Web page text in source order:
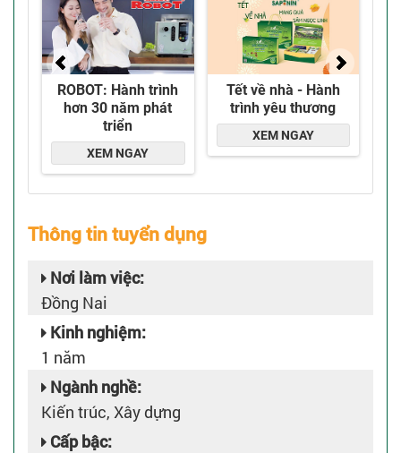
Thông tin tuyển dụng
Nơi làm việc:
Đồng Nai
Kinh nghiệm:
1 năm
Ngành nghề:
Kiến trúc, Xây dựng
Cấp bậc: